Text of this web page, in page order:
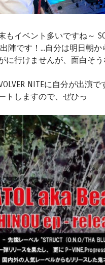
イベント多いですね～
出陣です！...自分は明日朝
に行けませんが、面白そ
NITEに自分が出演
トしますので、ぜひっ